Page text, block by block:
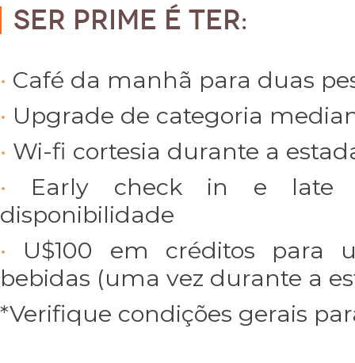
Ser PRIME é ter:
Café da manhã para duas
Upgrade de categoria
Wi-fi cortesia durante a
Early check in e late
disponibilidade
U$100 em créditos para
bebidas (uma vez durante a
*Verifique condições gerais